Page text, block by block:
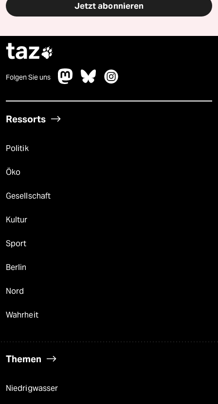
Jetzt abonnieren
taz
Folgen Sie uns
Ressorts
Politik
Öko
Gesellschaft
Kultur
Sport
Berlin
Nord
Wahrheit
Themen
Niedrigwasser